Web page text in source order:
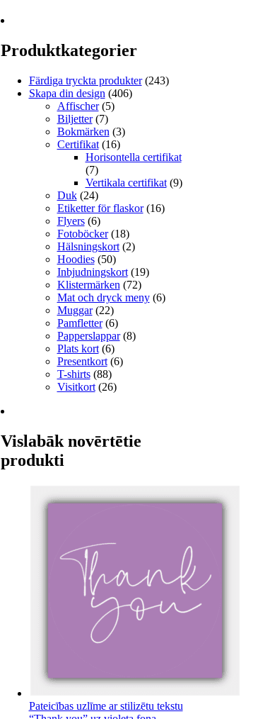
Produktkategorier
Färdiga tryckta produkter (243)
Skapa din design (406)
Affischer (5)
Biljetter (7)
Bokmärken (3)
Certifikat (16)
Horisontella certifikat
(7)
Vertikala certifikat (9)
Duk (24)
Etiketter för flaskor (16)
Flyers (6)
Fotoböcker (18)
Hälsningskort (2)
Hoodies (50)
Inbjudningskort (19)
Klistermärken (72)
Mat och dryck meny (6)
Muggar (22)
Pamfletter (6)
Papperslappar (8)
Plats kort (6)
Presentkort (6)
T-shirts (88)
Visitkort (26)
Vislabāk novērtētie
produkti
Pateicības uzlīme ar stilizētu tekstu